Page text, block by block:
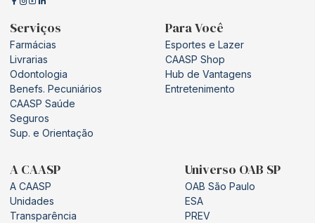
Serviços
Farmácias
Livrarias
Odontologia
Benefs. Pecuniários
CAASP Saúde
Seguros
Sup. e Orientação
Para Você
Esportes e Lazer
CAASP Shop
Hub de Vantagens
Entretenimento
A CAASP
A CAASP
Unidades
Transparência
Universo OAB SP
OAB São Paulo
ESA
PREV